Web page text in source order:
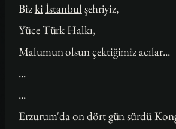
Bizki İstanbul şehriyiz,
YüceTürk Halkı,
Malumun olsun çektiğimiz acılar...
...
...
Erzurum'daondörtgünsürdü